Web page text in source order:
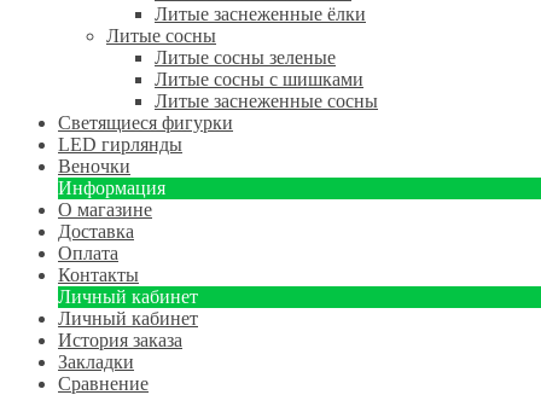
Литые заснеженные ёлки
Литые сосны
Литые сосны зеленые
Литые сосны с шишками
Литые заснеженные сосны
Светящиеся фигурки
LED гирлянды
Веночки
Информация
О магазине
Доставка
Оплата
Контакты
Личный кабинет
Личный кабинет
История заказа
Закладки
Сравнение